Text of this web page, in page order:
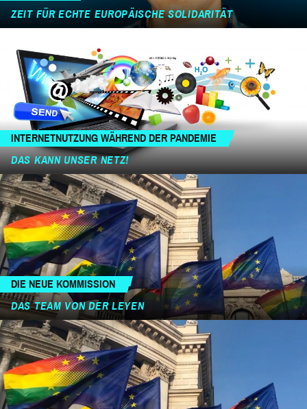
ZEIT FÜR ECHTE EUROPÄISCHE SOLIDARITÄT
INTERNETNUTZUNG WÄHREND DER PANDEMIE
DAS KANN UNSER NETZ!
DIE NEUE KOMMISSION
DAS TEAM VON DER LEYEN